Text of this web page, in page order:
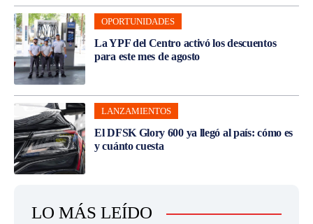
OPORTUNIDADES
La YPF del Centro activó los descuentos
para este mes de agosto
LANZAMIENTOS
El DFSK Glory 600 ya llegó al país: cómo es
y cuánto cuesta
LO MÁS LEÍDO